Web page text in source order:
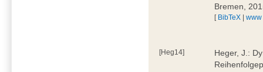
Bremen,
[ BibTeX |www
[Heg14]
Heger, J.: